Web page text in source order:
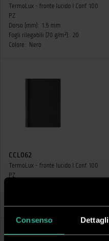
Consenso Dettagli
TermoLux - fronte lucido I Conf. 100
PZ
Dorso (mm): 1.5 mm
Fogli rilegabili (70 g/m²): 20
Colore:
Nero
CCL062
TermoLux - fronte lucido I Conf. 100
PZ
Colore: Nero